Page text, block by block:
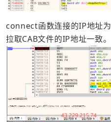
connect函数连接的IP地址为
拉取CAB文件的IP地址一致。